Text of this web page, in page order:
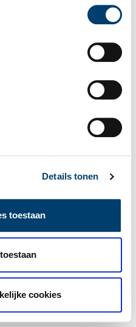
Details tonen
toestaan
cookies